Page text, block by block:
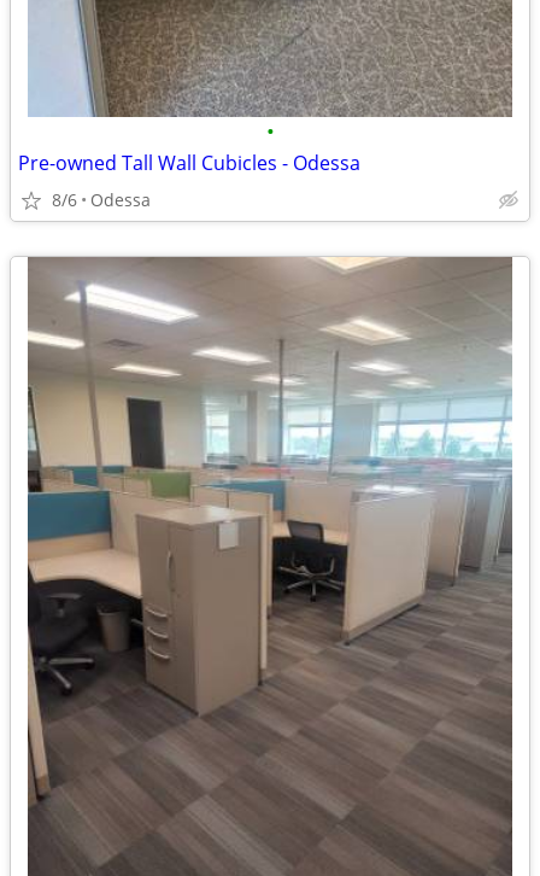
•
Pre-owned Tall Wall Cubicles - Odessa
8/6 Odessa